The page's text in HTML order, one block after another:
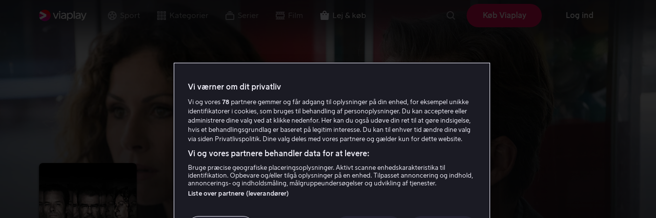
Sport Kategorier Serier Film Lej & køb Køb Viaplay Log ind
Vi værner om dit privatliv
Vi og vores 78 partnere gemmer og får adgang til oplysninger på din enhed, for eksempel unikke
identifikatorer i cookies, som bruges til behandling af personoplysninger. Du kan acceptere eller
administrere dine valg ved at klikke nedenfor. Her kan du også udøve din ret til at gøre indsigelse,
hvis et behandlingsgrundlag er baseret på legitim interesse. Du kan til enhver tid ændre dine valg
via siden Privatlivspolitik. Dine valg deles med vores partnere og gælder kun for dette website.
Vi og vores partnere behandler data for at levere:
Bruge præcise geografiske placeringsoplysninger. Aktivt scanne enhedskarakteristika til
identifikation. Opbevare og/eller tilgå oplysninger på en enhed. Tilpasset annoncering og indhold,
annoncerings- og indholdsmåling, målgruppeundersøgelser og udvikling af tjenester.
Liste over partnere (leverandører)